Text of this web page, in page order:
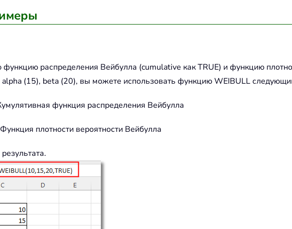
распределения Вейбулла (cumulative как TRUE) и функцию
(15), beta (20), вы можете использовать функцию WEIBULL
функция распределения Вейбулла
плотности вероятности Вейбулла